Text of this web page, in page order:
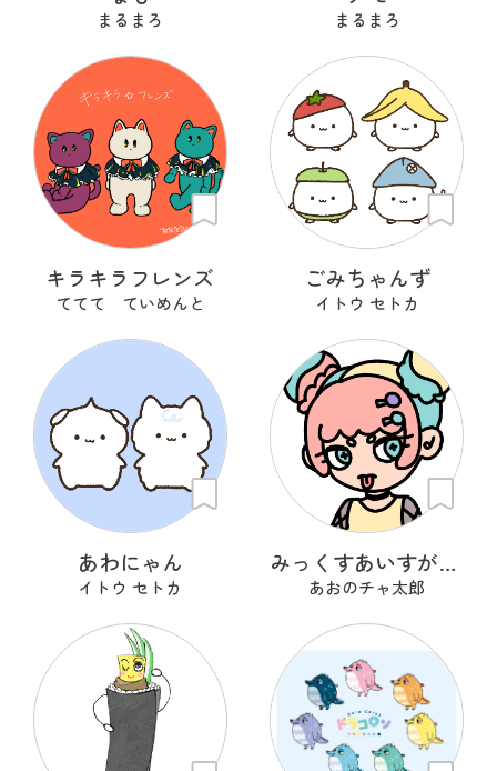
まるまろ まるまろ
キラキラフレンズ
ててて ていめんと
ごみちゃんず
イトウ セトカ
あわにゃん
イトウ セトカ
みっくすあいすがーる
あおのチャ太郎